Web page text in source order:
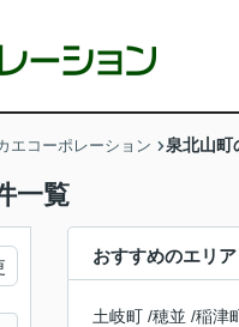
エコーポレーション 泉北山町
一覧
おすすめのエリア
土岐町 /穂並 /稲津